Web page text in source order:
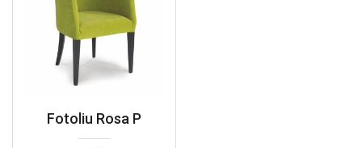
Fotoliu Rosa P